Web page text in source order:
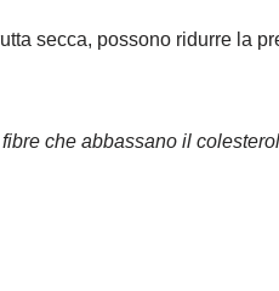
secca, possono ridurre la
che abbassano il